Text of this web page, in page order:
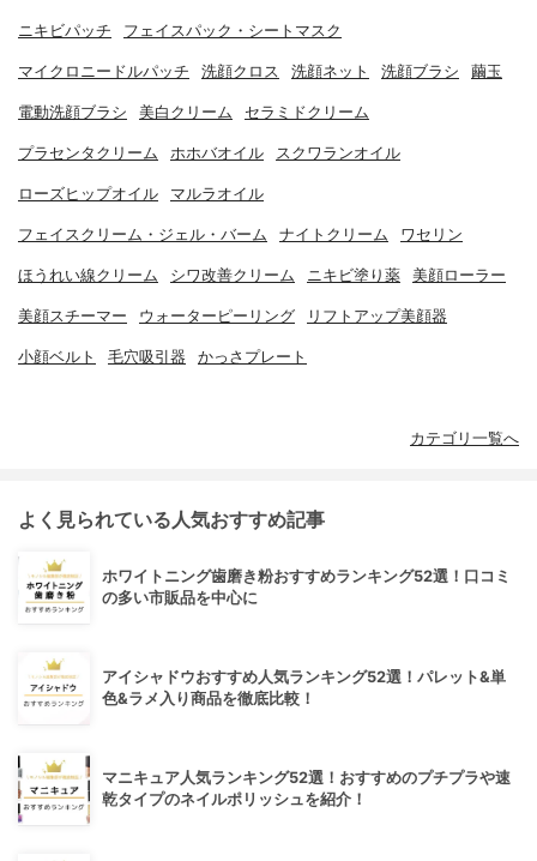
ニキビパッチ フェイスパック・シートマスク
マイクロニードルパッチ 洗顔クロス 洗顔ネット 洗顔ブラシ 繭玉
電動洗顔ブラシ 美白クリーム セラミドクリーム
プラセンタクリーム ホホバオイル スクワランオイル
ローズヒップオイル マルラオイル
フェイスクリーム・ジェル・バーム ナイトクリーム ワセリン
ほうれい線クリーム シワ改善クリーム ニキビ塗り薬 美顔ローラー
美顔スチーマー ウォーターピーリング リフトアップ美顔器
小顔ベルト 毛穴吸引器 かっさプレート
カテゴリ一覧へ
よく見られている人気おすすめ記事
ホワイトニング歯磨き粉おすすめランキング52選！口コミ
の多い市販品を中心に
アイシャドウおすすめ人気ランキング52選！パレット&単
色&ラメ入り商品を徹底比較！
マニキュア人気ランキング52選！おすすめのプチプラや速
乾タイプのネイルポリッシュを紹介！